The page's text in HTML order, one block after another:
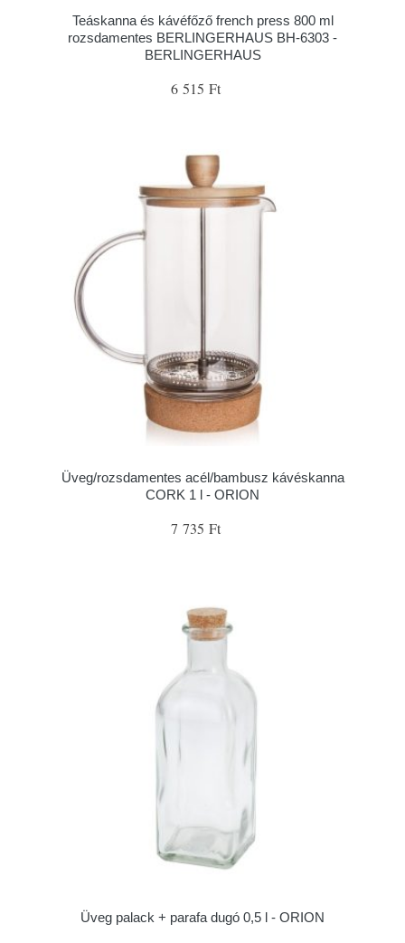
Teáskanna és kávéfőző french press 800 ml
rozsdamentes BERLINGERHAUS BH-6303 -
BERLINGERHAUS
6 515 Ft
Üveg/rozsdamentes acél/bambusz kávéskanna
CORK 1 l - ORION
7 735 Ft
Üveg palack + parafa dugó 0,5 l - ORION